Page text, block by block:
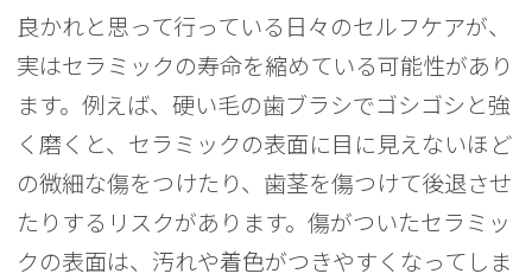
良かれと思って行っている日々のセルフケアが、
実はセラミックの寿命を縮めている可能性があり
ます。例えば、硬い毛の歯ブラシでゴシゴシと強
く磨くと、セラミックの表面に目に見えないほど
の微細な傷をつけたり、歯茎を傷つけて後退させ
たりするリスクがあります。傷がついたセラミッ
クの表面は、汚れや着色がつきやすくなってしま